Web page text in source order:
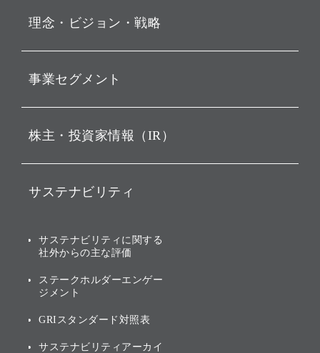
お知らせ
動画配信
理念・ビジョン・戦略
経営理念
ビジョン
戦略
バリュー
ソフトバンクグループの歩
[AI] What dreams are made
事業セグメント
ソフトバンク・ビジョン・
その他
グループ企業一覧
株主・投資家情報（IR）
IRカレンダー
業績・財務
アニュアルレポート
サステナビリティ
トップメッセージ
サステナビリティの考え方
サステナビリティに関する
社外からの主な評価
ステークホルダーエンゲー
ジメント
GRIスタンダード対照表
サステナビリティアーカイ